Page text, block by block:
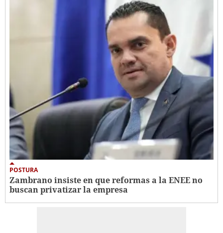
POSTURA
Zambrano insiste en que reformas a la ENEE no
buscan privatizar la empresa